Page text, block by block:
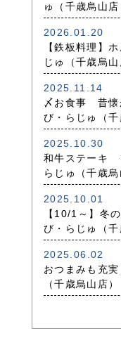
ゅ（千歳烏山店
2026.01.20
【鉄板料理】
じゅ（千歳烏山
2025.11.14
〆お食事 昔懐
び・らじゅ（千
2025.10.30
和牛ステーキ
らじゅ（千歳烏
2025.10.01
【10/1～】冬
び・らじゅ（千
2025.06.02
おつまみも充
（千歳烏山店）